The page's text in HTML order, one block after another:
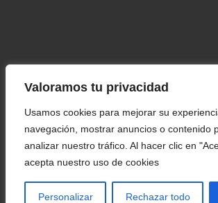
Valoramos tu privacidad
Usamos cookies para mejorar su
navegación, mostrar anuncios o contenido
analizar nuestro tráfico. Al hacer clic en
acepta nuestro uso de cookies
Personalizar Rechazar todo